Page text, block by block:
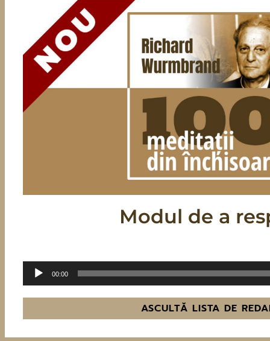
Modul de a
Audio
00:00
ASCULTĂ LISTA DE